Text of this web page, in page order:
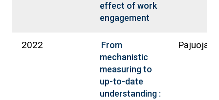
effect of work
engagement
2022
From
mechanistic
measuring to
up-to-date
understanding :
Pajuoja,